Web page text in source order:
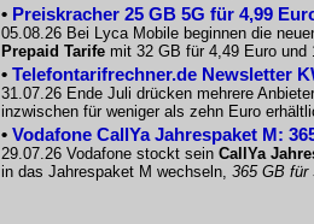
• Preiskracher 25 GB 5G für 4,99
05.08.26 Bei Lyca Mobile beginnen die
Prepaid Tarife mit 32 GB für 4,49 Euro
• Telefontarifrechner.de Newsletter
31.07.26 Ende Juli drücken mehrere
inzwischen für weniger als zehn Euro
• Vodafone CallYa Jahrespaket M:
29.07.26 Vodafone stockt sein CallYa
in das Jahrespaket M wechseln, 365 GB für